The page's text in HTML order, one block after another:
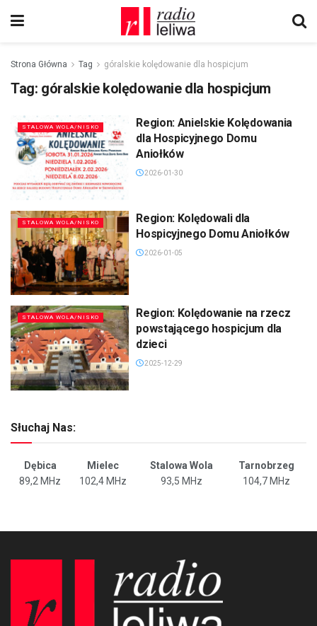
Strona Główna Tag góralskie kolędowanie dla hospicjum
Tag: góralskie kolędowanie dla hospicjum
STALOWA WOLA/NISKO
Region: Anielskie Kolędowania
dla Hospicyjnego Domu
Aniołków
2026-01-30
STALOWA WOLA/NISKO
Region: Kolędowali dla
Hospicyjnego Domu Aniołków
2026-01-05
STALOWA WOLA/NISKO
Region: Kolędowanie na rzecz
powstającego hospicjum dla
dzieci
2025-12-29
Słuchaj Nas:
Dębica Mielec Stalowa Wola
Tarnobrzeg
89,2 MHz
102,4 MHz 93,5 MHz 104,7 MHz